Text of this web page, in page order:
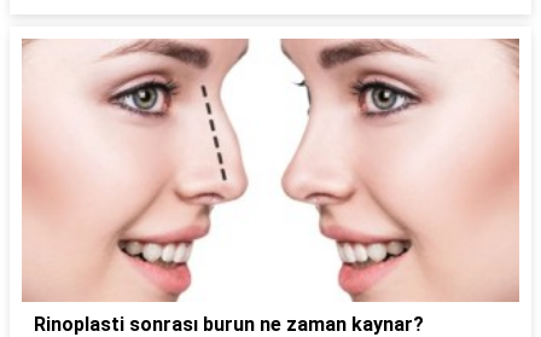
Rinoplasti sonrası burun ne zaman kaynar?